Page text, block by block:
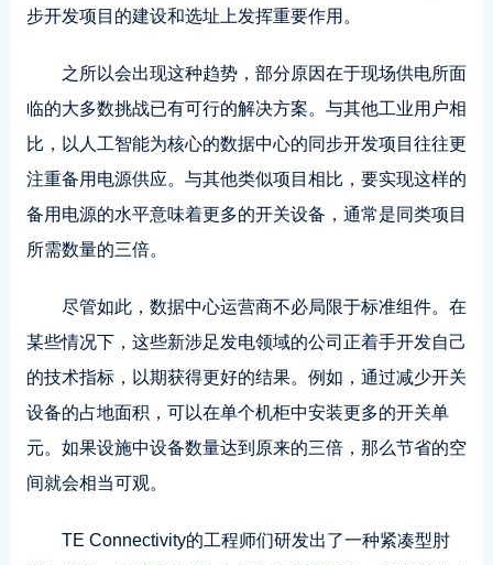
步开发项目的建设和选址上发挥重要作用。
之所以会出现这种趋势，部分原因在于现场供电所面
临的大多数挑战已有可行的解决方案。与其他工业用户相
比，以人工智能为核心的数据中心的同步开发项目往往更
注重备用电源供应。与其他类似项目相比，要实现这样的
备用电源的水平意味着更多的开关设备，通常是同类项目
所需数量的三倍。
尽管如此，数据中心运营商不必局限于标准组件。在
某些情况下，这些新涉足发电领域的公司正着手开发自己
的技术指标，以期获得更好的结果。例如，通过减少开关
设备的占地面积，可以在单个机柜中安装更多的开关单
元。如果设施中设备数量达到原来的三倍，那么节省的空
间就会相当可观。
TE Connectivity的工程师们研发出了一种紧凑型肘